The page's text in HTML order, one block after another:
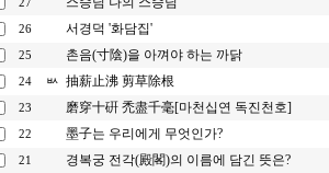
27
26 서경덕 '화담집'
25 촌음(寸陰)을 아껴야 하는 까닭
24 抽薪止沸 剪草除根
23 磨穿十硏 禿盡千毫[마천십연 독진천호]
22 墨子는 우리에게 무엇인가?
21 경복궁 전각(殿閣)의 이름에 담긴 뜻은?